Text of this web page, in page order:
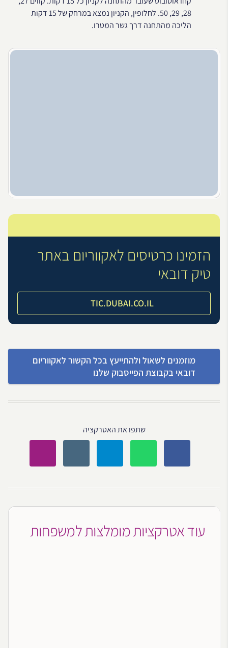
28, 29, 50. לחלופין, הקניון נמצא במרחק של 15 דקות
הליכה מהתחנה דרך גשר המטרו.
הזמינו כרטיסים לאקווריום באתר
טיק דובאי
TIC.DUBAI.CO.IL
מוזמנים לשאול ולהתייעץ בכל הקשור לאקווריום
דובאי בקבוצת הפייסבוק שלנו
שתפו את האטרקציה
עוד אטרקציות מומלצות למשפחות